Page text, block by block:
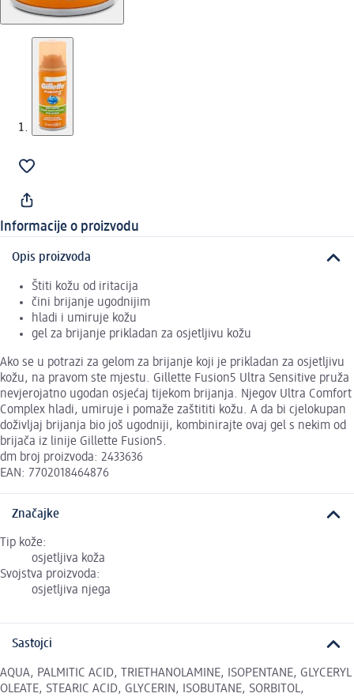
Informacije o proizvodu
Opis proizvoda
Štiti kožu od iritacija
čini brijanje ugodnijim
hladi i umiruje kožu
gel za brijanje prikladan za osjetljivu kožu
Ako se u potrazi za gelom za brijanje koji je prikladan za osjetljivu
kožu, na pravom ste mjestu. Gillette Fusion5 Ultra Sensitive pruža
nevjerojatno ugodan osjećaj tijekom brijanja. Njegov Ultra Comfort
Complex hladi, umiruje i pomaže zaštititi kožu. A da bi cjelokupan
doživljaj brijanja bio još ugodniji, kombinirajte ovaj gel s nekim od
brijača iz linije Gillette Fusion5.
dm broj proizvoda: 2433636
EAN: 7702018464876
Značajke
Tip kože:
osjetljiva koža
Svojstva proizvoda:
osjetljiva njega
Sastojci
AQUA, PALMITIC ACID, TRIETHANOLAMINE, ISOPENTANE, GLYCERYL
OLEATE, STEARIC ACID, GLYCERIN, ISOBUTANE, SORBITOL,